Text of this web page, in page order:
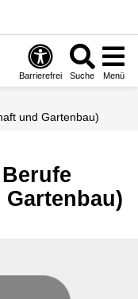
Barrierefrei Suche Menü
und Gartenbau)